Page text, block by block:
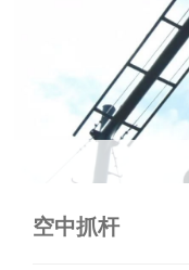
空中抓杆